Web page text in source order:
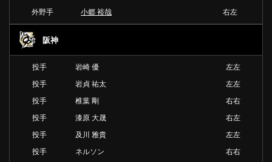
外野手
小郷 裕哉 右左
阪神
投手 岩崎 優
左左
投手
岩貞 祐太
左左
投手
椎葉 剛
右右
投手
漆原 大晟
右左
投手
及川 雅貴
左左
投手
ネルソン
右右